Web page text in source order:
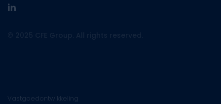
linkedin
Vastgoedontwikkeling